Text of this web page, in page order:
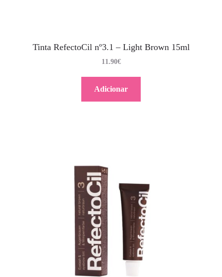
Tinta RefectoCil nº3.1 – Light Brown 15ml
11.90€
Adicionar